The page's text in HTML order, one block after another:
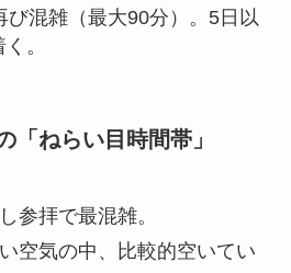
び混雑（最大90分）。5日以
。
「ねらい目時間帯」
参拝で最混雑。
空気の中、比較的空いてい